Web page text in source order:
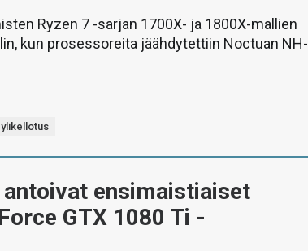
Ryzen 7 -sarjan 1700X- ja 1800X-mallien
kun prosessoreita jäähdytettiin Noctuan NH-
ylikellotus
ensimaistiaiset
GTX 1080 Ti -